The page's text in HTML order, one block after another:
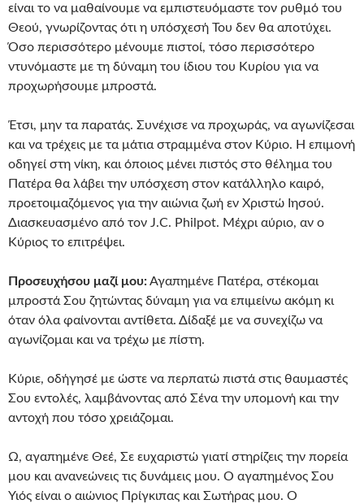
είναι το να μαθαίνουμε να εμπιστευόμαστε τον ρυθμό του
Θεού, γνωρίζοντας ότι η υπόσχεσή Του δεν θα αποτύχει.
Όσο περισσότερο μένουμε πιστοί, τόσο περισσότερο
ντυνόμαστε με τη δύναμη του ίδιου του Κυρίου για να
προχωρήσουμε μπροστά.
Έτσι, μην τα παρατάς. Συνέχισε να προχωράς, να αγωνίζεσαι
και να τρέχεις με τα μάτια στραμμένα στον Κύριο. Η επιμονή
οδηγεί στη νίκη, και όποιος μένει πιστός στο θέλημα του
Πατέρα θα λάβει την υπόσχεση στον κατάλληλο καιρό,
προετοιμαζόμενος για την αιώνια ζωή εν Χριστώ Ιησού.
Διασκευασμένο από τον J.C. Philpot. Μέχρι αύριο, αν ο
Κύριος το επιτρέψει.
Προσευχήσου μαζί μου:Αγαπημένε Πατέρα, στέκομαι
μπροστά Σου ζητώντας δύναμη για να επιμείνω ακόμη κι
όταν όλα φαίνονται αντίθετα. Δίδαξέ με να συνεχίζω να
αγωνίζομαι και να τρέχω με πίστη.
Κύριε, οδήγησέ με ώστε να περπατώ πιστά στις θαυμαστές
Σου εντολές, λαμβάνοντας από Σένα την υπομονή και την
αντοχή που τόσο χρειάζομαι.
Ω, αγαπημένε Θεέ, Σε ευχαριστώ γιατί στηρίζεις την πορεία
μου και ανανεώνεις τις δυνάμεις μου. Ο αγαπημένος Σου
Υιός είναι ο αιώνιος Πρίγκιπας και Σωτήρας μου. Ο